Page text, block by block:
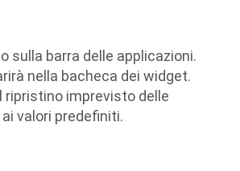
sulla barra delle applicazioni.
nella bacheca dei widget.
ripristino imprevisto delle
valori predefiniti.